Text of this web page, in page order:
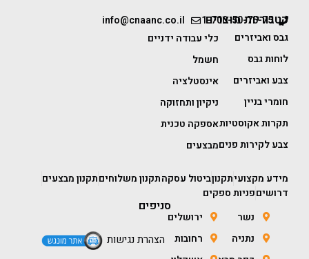
1-700-50-75-75
info@cnaanc.co.il קטגוריות מוצרים
גבס ואביזרים
לוחות גבס
צבע ואביזרים
חומרי בניין
תקרות אקוסטיות
צבע לקירות פנים
כלי עבודה ידניים
חשמל
אינסטלציה
ניקיון ותחזוקה
אספקה טכנית
מבצעים
מידע מקצועיתקנוןביטול עסקהתקנון משלוחיםתקנון מבצעים
דרושיםפניות ספקים
סניפים
נשר
נתניה
ירושלים
רחובות
הצהרת נגישות